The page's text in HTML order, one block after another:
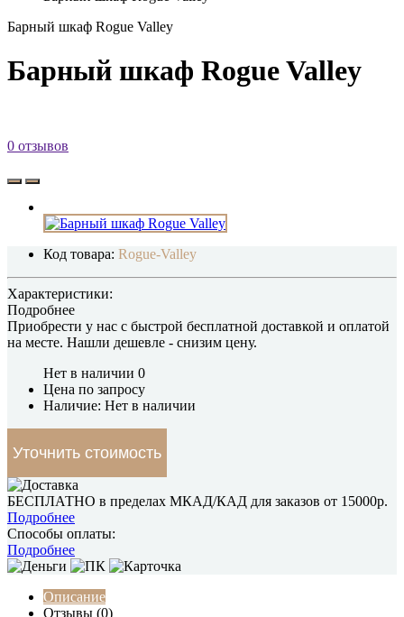
Барный шкаф Rogue Valley
Барный шкаф Rogue Valley
0 отзывов
Код товара: Rogue-Valley
Характеристики:
Подробнее
Приобрести у нас с быстрой бесплатной доставкой и оплатой
на месте. Нашли дешевле - снизим цену.
Нет в наличии 0
Цена по запросу
Наличие: Нет в наличии
Уточнить стоимость
БЕСПЛАТНО в пределах МКАД/КАД для заказов от 15000р.
Подробнее
Способы оплаты:
Подробнее
Описание
Отзывы (0)